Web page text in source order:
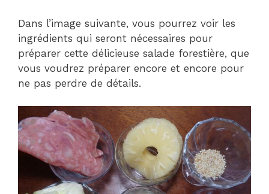
Dans l’image suivante, vous pourrez voir les
ingrédients qui seront nécessaires pour
préparer cette délicieuse salade forestière, que
vous voudrez préparer encore et encore pour
ne pas perdre de détails.